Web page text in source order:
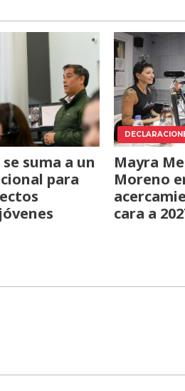
suma a un
para
Mayra
Moreno
cara a